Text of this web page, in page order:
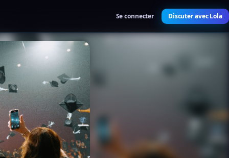
Se connecter Discuter avec Lola